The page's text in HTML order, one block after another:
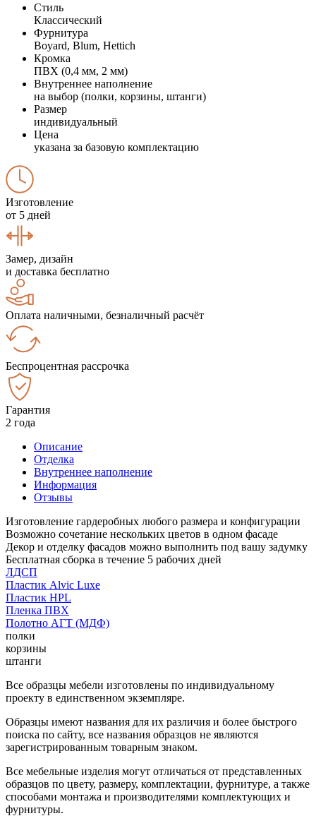
Стиль
Классический
Фурнитура
Boyard, Blum, Hettich
Кромка
ПВХ (0,4 мм, 2 мм)
Внутреннее наполнение
на выбор (полки, корзины, штанги)
Размер
индивидуальный
Цена
указана за базовую комплектацию
Изготовление
от 5 дней
Замер, дизайн
и доставка бесплатно
Оплата наличными, безналичный расчёт
Беспроцентная рассрочка
Гарантия
2 года
Описание
Отделка
Внутреннее наполнение
Информация
Отзывы
Изготовление гардеробных любого размера и конфигурации
Возможно сочетание нескольких цветов в одном фасаде
Декор и отделку фасадов можно выполнить под вашу задумку
Бесплатная сборка в течение 5 рабочих дней
ЛДСП
Пластик Alvic Luxe
Пластик HPL
Пленка ПВХ
Полотно АГТ (МДФ)
полки
корзины
штанги
Все образцы мебели изготовлены по индивидуальному
проекту в единственном экземпляре.
Образцы имеют названия для их различия и более быстрого
поиска по сайту, все названия образцов не являются
зарегистрированным товарным знаком.
Все мебельные изделия могут отличаться от представленных
образцов по цвету, размеру, комплектации, фурнитуре, а также
способами монтажа и производителями комплектующих и
фурнитуры.